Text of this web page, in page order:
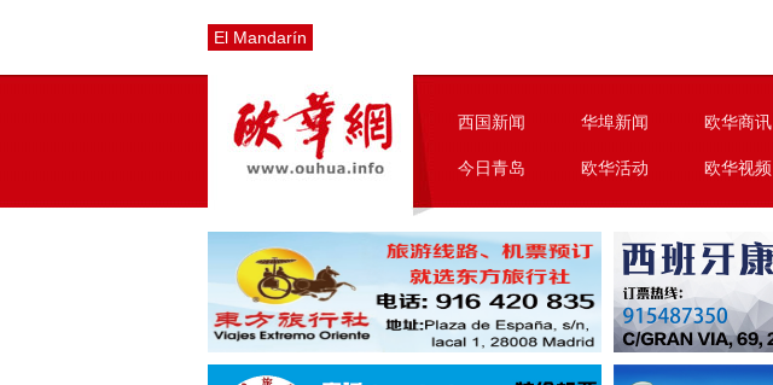
El Mandarín
西国新闻 华埠新闻 欧华商讯
今日青岛 欧华活动 欧华视频